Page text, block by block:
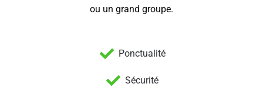
ou un grand groupe.
Ponctualité
Sécurité